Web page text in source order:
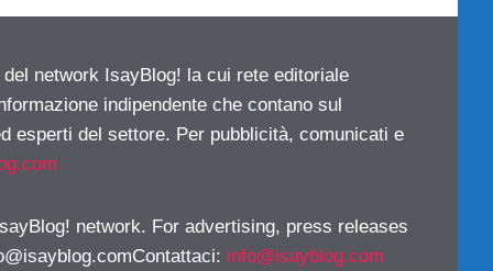
network IsayBlog! la cui rete editoriale
indipendente che contano sul
esperti del settore. Per pubblicità, comunicati e
network. For advertising, press releases
: info@isayblog.com